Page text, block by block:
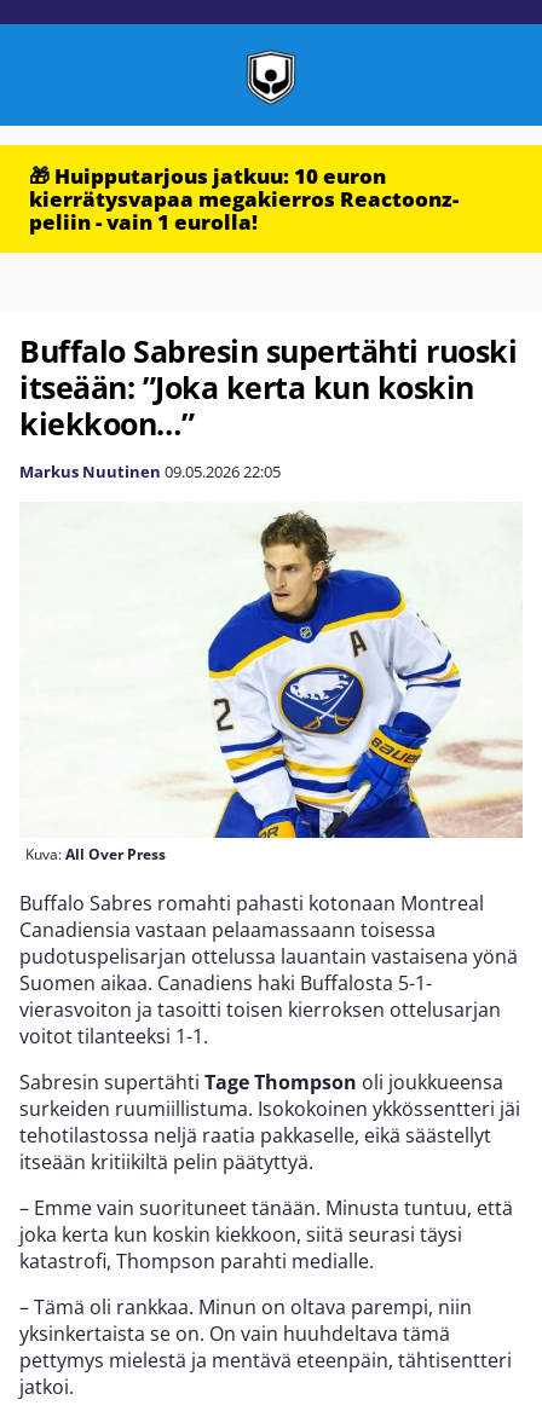
🎁 Huipputarjous jatkuu: 10 euron
kierrätysvapaa megakierros Reactoonz-
peliin - vain 1 eurolla!
Buffalo Sabresin supertähti ruoski
itseään: ”Joka kerta kun koskin
kiekkoon…”
Markus Nuutinen 09.05.202622:05
Kuva:All Over Press
Buffalo Sabres romahti pahasti kotonaan Montreal
Canadiensia vastaan pelaamassaann toisessa
pudotuspelisarjan ottelussa lauantain vastaisena yönä
Suomen aikaa. Canadiens haki Buffalosta 5-1-
vierasvoiton ja tasoitti toisen kierroksen ottelusarjan
voitot tilanteeksi 1-1.
Sabresin supertähti Tage Thompson oli joukkueensa
surkeiden ruumiillistuma. Isokokoinen ykkössentteri jäi
tehotilastossa neljä raatia pakkaselle, eikä säästellyt
itseään kritiikiltä pelin päätyttyä.
– Emme vain suorituneet tänään. Minusta tuntuu, että
joka kerta kun koskin kiekkoon, siitä seurasi täysi
katastrofi, Thompson parahti medialle.
– Tämä oli rankkaa. Minun on oltava parempi, niin
yksinkertaista se on. On vain huuhdeltava tämä
pettymys mielestä ja mentävä eteenpäin, tähtisentteri
jatkoi.